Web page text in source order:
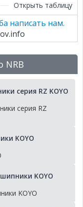
Открыть таблицу
написать нам.
NRB
серия RZ KOYO
KOYO
KOYO